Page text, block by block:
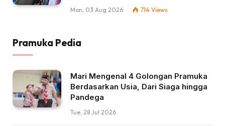
Mon, 03 Aug 2026 714 Views
Pramuka Pedia
Mari Mengenal 4 Golongan Pramuka
Berdasarkan Usia, Dari Siaga hingga
Pandega
Tue, 28 Jul 2026